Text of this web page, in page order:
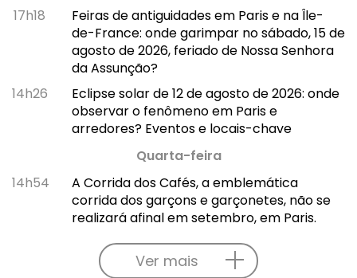
17h18
Feiras de antiguidades em Paris e na Île-
de-France: onde garimpar no sábado, 15 de
agosto de 2026, feriado de Nossa Senhora
da Assunção?
14h26
Eclipse solar de 12 de agosto de 2026: onde
observar o fenômeno em Paris e
arredores? Eventos e locais-chave
Quarta-feira
14h54
A Corrida dos Cafés, a emblemática
corrida dos garçons e garçonetes, não se
realizará afinal em setembro, em Paris.
Ver mais